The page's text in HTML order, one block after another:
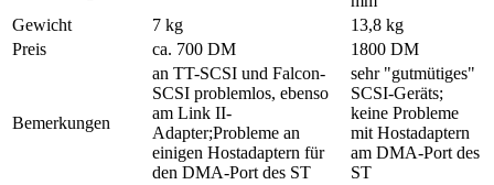
Gewicht
7 kg
13,8 kg
Preis
ca. 700 DM 1800 DM
Bemerkungen
an TT-SCSI und Falcon-
SCSI problemlos, ebenso
am Link II-
Adapter;Probleme an
einigen Hostadaptern für
den DMA-Port des ST
sehr "gutmütiges"
SCSI-Geräts;
keine Probleme
mit Hostadaptern
am DMA-Port des
ST